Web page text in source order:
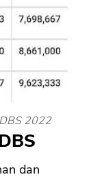
2022
dan